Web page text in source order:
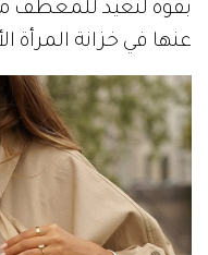
بقوة لتُعيد للمعطف
عنها في خزانة المرأة